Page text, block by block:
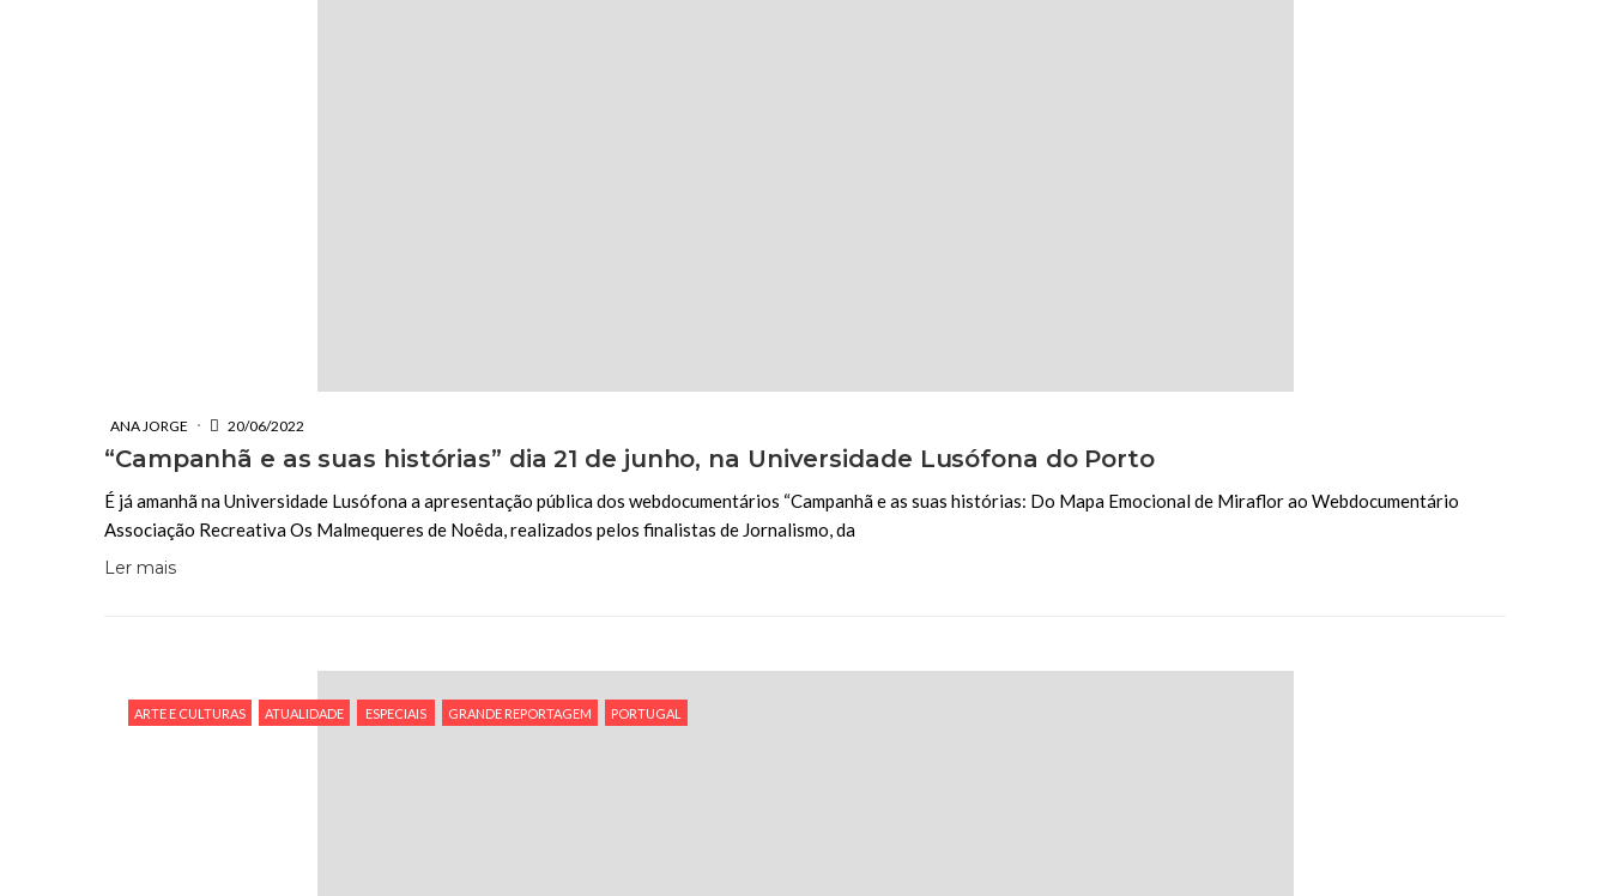
ANA JORGE 20/06/2022
“Campanhã e as suas histórias” dia 21 de junho, na Universidade Lusófona do Porto
É já amanhã na Universidade Lusófona a apresentação pública dos webdocumentários “Campanhã e as suas histórias: Do Mapa Emocional de Miraflor ao Webdocumentário
Associação Recreativa Os Malmequeres de Noêda, realizados pelos finalistas de Jornalismo, da
Ler mais
ARTE E CULTURAS ATUALIDADE ESPECIAIS GRANDE REPORTAGEM PORTUGAL